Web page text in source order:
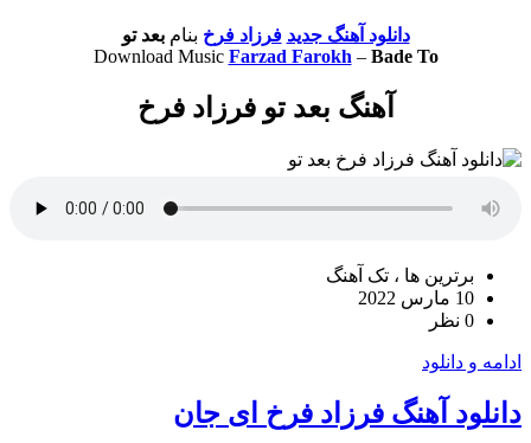
دانلود آهنگ جدید فرزاد فرخ بنامبعد تو
Download Music Farzad Farokh – Bade To
آهنگ بعد تو فرزاد فرخ
برترین ها ، تک آهنگ
10 مارس 2022
0 نظر
ادامه و دانلود
دانلود آهنگ فرزاد فرخ ای جان